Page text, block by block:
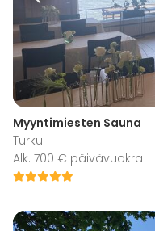
Myyntimiesten Sauna
Turku
Alk. 700 € päivävuokra